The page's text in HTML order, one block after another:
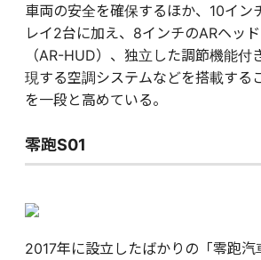
車両の安全を確保するほか、10イン
レイ2台に加え、8インチのARヘッ
（AR-HUD）、独立した調節機能
現する空調システムなどを搭載する
を一段と高めている。
零跑S01
2017年に設立したばかりの「零跑汽